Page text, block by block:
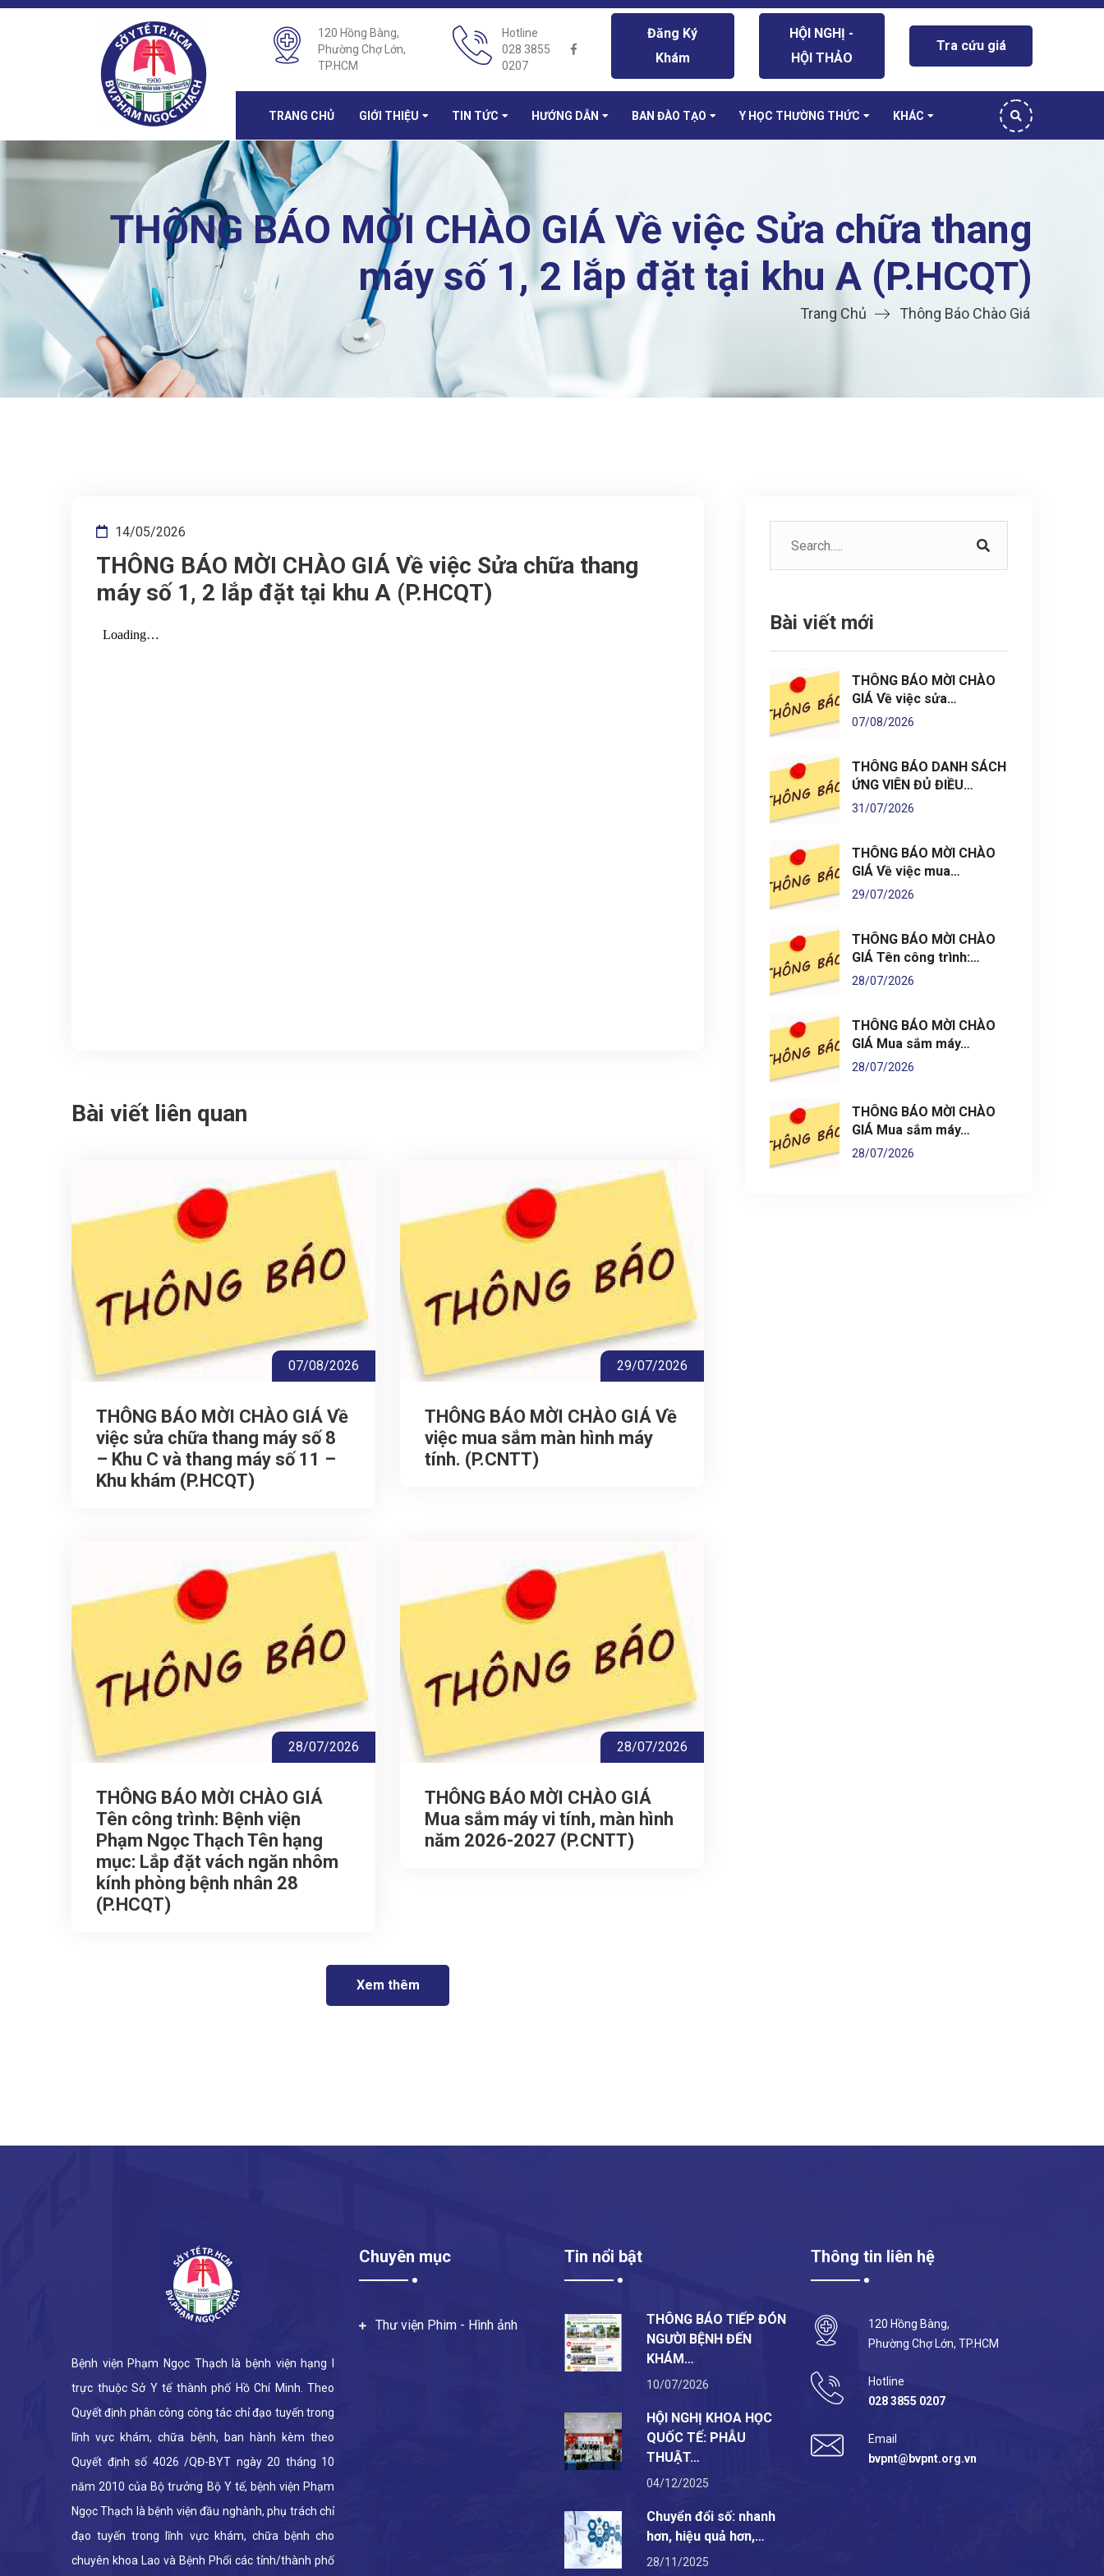
120 Hồng Bàng,
Phường Chợ Lớn,
TP.HCM
Hotline
028 3855
0207
Đăng Ký
Khám
HỘI NGHỊ -
HỘI THẢO
Tra cứu giá
TRANG CHỦ GIỚI THIỆU TIN TỨC HƯỚNG DẪN BAN ĐÀO TẠO Y HỌC THƯỜNG THỨC KHÁC
THÔNG BÁO MỜI CHÀO GIÁ Về việc Sửa chữa thang
máy số 1, 2 lắp đặt tại khu A (P.HCQT)
Trang Chủ Thông Báo Chào Giá
14/05/2026
THÔNG BÁO MỜI CHÀO GIÁ Về việc Sửa chữa thang
máy số 1, 2 lắp đặt tại khu A (P.HCQT)
Bài viết liên quan
07/08/2026
THÔNG BÁO MỜI CHÀO GIÁ Về
việc sửa chữa thang máy số 8
– Khu C và thang máy số 11 –
Khu khám (P.HCQT)
29/07/2026
THÔNG BÁO MỜI CHÀO GIÁ Về
việc mua sắm màn hình máy
tính. (P.CNTT)
28/07/2026
THÔNG BÁO MỜI CHÀO GIÁ
Tên công trình: Bệnh viện
Phạm Ngọc Thạch Tên hạng
mục: Lắp đặt vách ngăn nhôm
kính phòng bệnh nhân 28
(P.HCQT)
28/07/2026
THÔNG BÁO MỜI CHÀO GIÁ
Mua sắm máy vi tính, màn hình
năm 2026-2027 (P.CNTT)
Xem thêm
Bài viết mới
THÔNG BÁO MỜI CHÀO
GIÁ Về việc sửa…
07/08/2026
THÔNG BÁO DANH SÁCH
ỨNG VIÊN ĐỦ ĐIỀU…
31/07/2026
THÔNG BÁO MỜI CHÀO
GIÁ Về việc mua…
29/07/2026
THÔNG BÁO MỜI CHÀO
GIÁ Tên công trình:…
28/07/2026
THÔNG BÁO MỜI CHÀO
GIÁ Mua sắm máy…
28/07/2026
THÔNG BÁO MỜI CHÀO
GIÁ Mua sắm máy…
28/07/2026
Bệnh viện Phạm Ngọc Thạch là bệnh viện hạng I
trực thuộc Sở Y tế thành phố Hồ Chí Minh. Theo
Quyết định phân công công tác chỉ đạo tuyến trong
lĩnh vực khám, chữa bệnh, ban hành kèm theo
Quyết định số 4026 /QĐ-BYT ngày 20 tháng 10
năm 2010 của Bộ trưởng Bộ Y tế, bệnh viện Phạm
Ngọc Thạch là bệnh viện đầu nghành, phụ trách chỉ
đạo tuyến trong lĩnh vực khám, chữa bệnh cho
chuyên khoa Lao và Bệnh Phổi các tỉnh/thành phố
Chuyên mục
Thư viện Phim - Hình ảnh
Tin nổi bật
THÔNG BÁO TIẾP ĐÓN
NGƯỜI BỆNH ĐẾN
KHÁM…
10/07/2026
HỘI NGHỊ KHOA HỌC
QUỐC TẾ: PHẪU
THUẬT…
04/12/2025
Chuyển đổi số: nhanh
hơn, hiệu quả hơn,…
28/11/2025
Thông tin liên hệ
120 Hồng Bàng,
Phường Chợ Lớn, TP.HCM
Hotline
028 3855 0207
Email
bvpnt@bvpnt.org.vn